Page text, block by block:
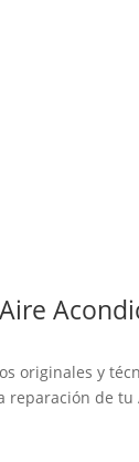
originales y
reparación de